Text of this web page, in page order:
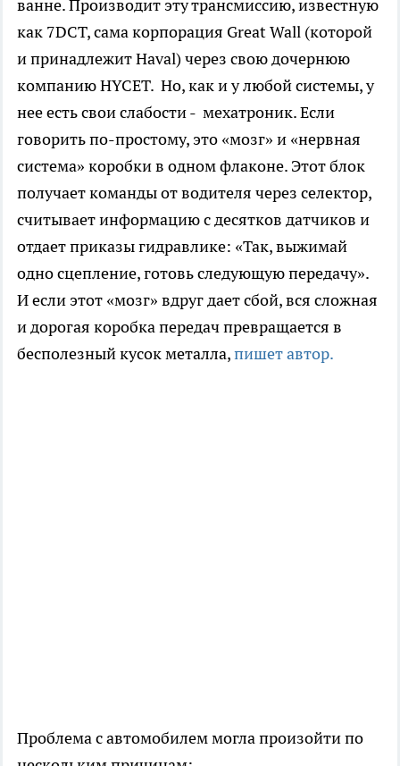
ванне. Производит эту трансмиссию, известную
как 7DCT, сама корпорация Great Wall (которой
и принадлежит Haval) через свою дочернюю
компанию HYCET. Но, как и у любой системы, у
нее есть свои слабости - мехатроник. Если
говорить по-простому, это «мозг» и «нервная
система» коробки в одном флаконе. Этот блок
получает команды от водителя через селектор,
считывает информацию с десятков датчиков и
отдает приказы гидравлике: «Так, выжимай
одно сцепление, готовь следующую передачу».
И если этот «мозг» вдруг дает сбой, вся сложная
и дорогая коробка передач превращается в
бесполезный кусок металла,пишет автор.
Проблема с автомобилем могла произойти по